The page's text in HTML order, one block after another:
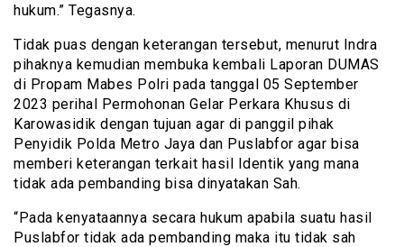
hukum.” Tegasnya.
Tidak puas dengan keterangan tersebut, menurut Indra
pihaknya kemudian membuka kembali Laporan DUMAS
di Propam Mabes Polri pada tanggal 05 September
2023 perihal Permohonan Gelar Perkara Khusus di
Karowasidik dengan tujuan agar di panggil pihak
Penyidik Polda Metro Jaya dan Puslabfor agar bisa
memberi keterangan terkait hasil Identik yang mana
tidak ada pembanding bisa dinyatakan Sah.
“Pada kenyataannya secara hukum apabila suatu hasil
Puslabfor tidak ada pembanding maka itu tidak sah